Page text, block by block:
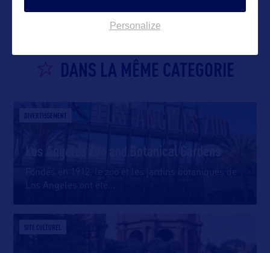
DANS LA MÊME CATEGORIE
DIVERTISSEMENT
Los Angeles Zoo and Botanical Gardens
Los Angeles ont été
SITE CULTUREL
Personalize